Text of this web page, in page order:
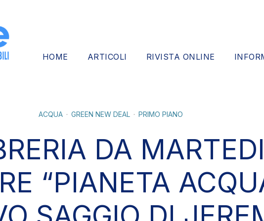
HOME ARTICOLI RIVISTA ONLINE
ACQUA GREEN NEW DEAL PRIMO PIANO
DA
“PIANETA